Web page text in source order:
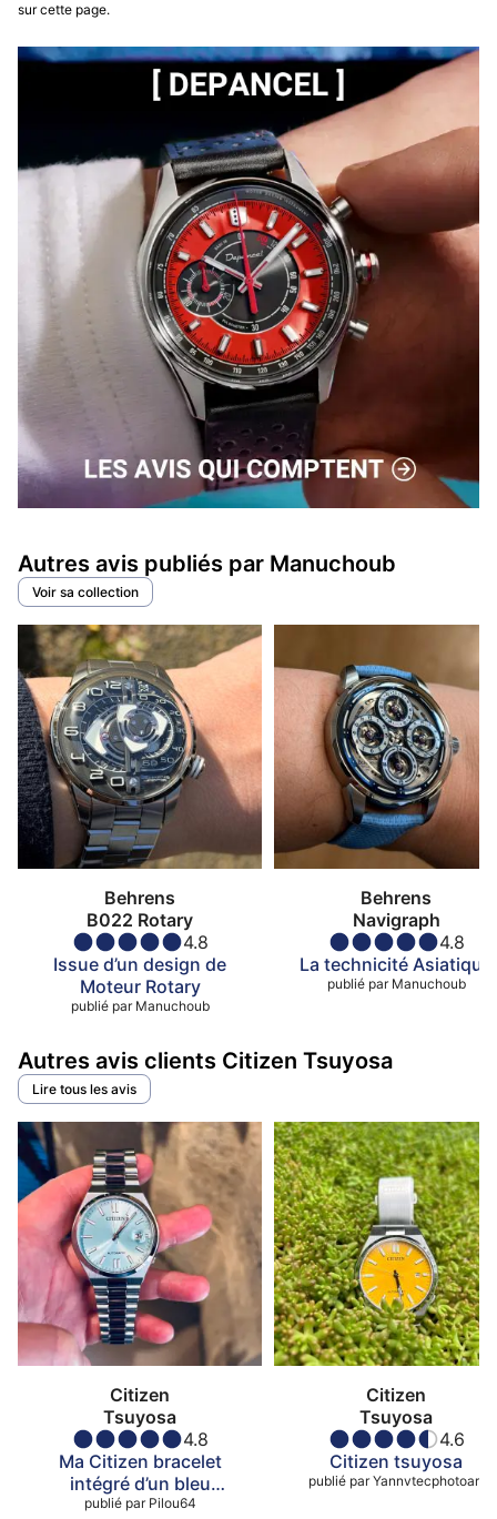
sur cette page.
Autres avis publiés par Manuchoub
Voir sa collection
Behrens
B022 Rotary
4.8
Issue d’un design de
Moteur Rotary
publié par Manuchoub
Behrens
Navigraph
4.8
La technicité Asiatique
publié par Manuchoub
Autres avis clients Citizen Tsuyosa
Lire tous les avis
Citizen
Tsuyosa
4.8
Ma Citizen bracelet
intégré d’un bleu
incroyable…
publié par Pilou64
Citizen
Tsuyosa
4.6
Citizen tsuyosa
publié par Yannvtecphotoart